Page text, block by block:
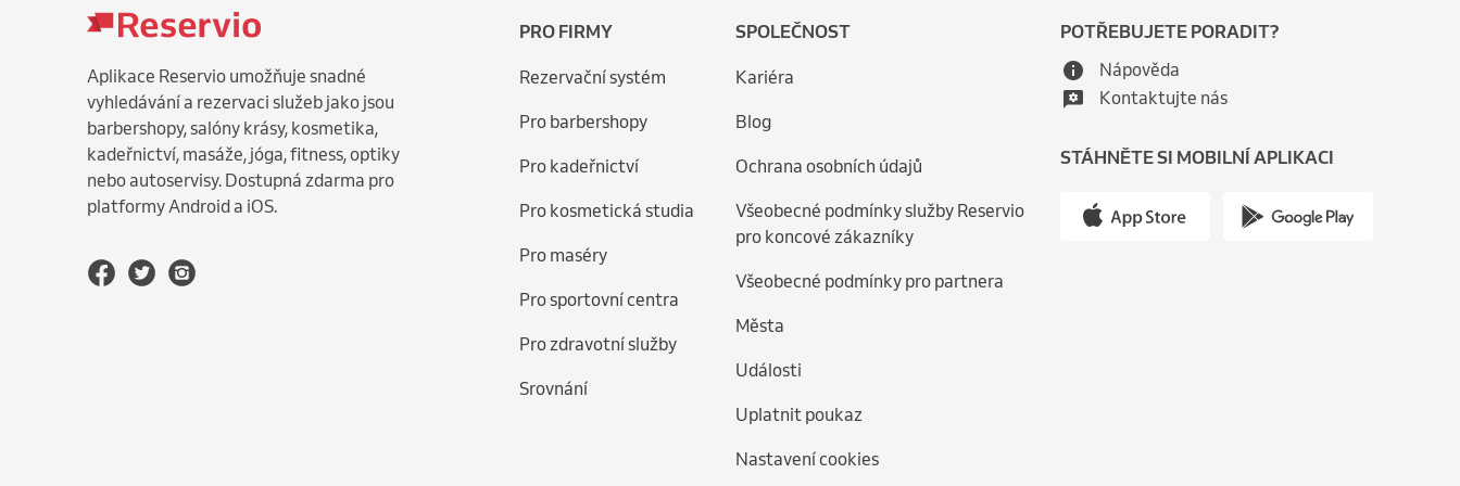
Aplikace Reservio umožňuje snadné
vyhledávání a rezervaci služeb jako jsou
barbershopy, salóny krásy, kosmetika,
kadeřnictví, masáže, jóga, fitness, optiky
nebo autoservisy. Dostupná zdarma pro
platformy Android a iOS.
PRO FIRMY
Rezervační systém
Pro barbershopy
Pro kadeřnictví
Pro kosmetická studia
Pro maséry
Pro sportovní centra
Pro zdravotní služby
Srovnání
SPOLEČNOST
Kariéra
Blog
Ochrana osobních údajů
Všeobecné podmínky služby Reservio
pro koncové zákazníky
Všeobecné podmínky pro partnera
Města
Události
Uplatnit poukaz
Nastavení cookies
POTŘEBUJETE PORADIT?
Nápověda
Kontaktujte nás
STÁHNĚTE SI MOBILNÍ APLIKACI